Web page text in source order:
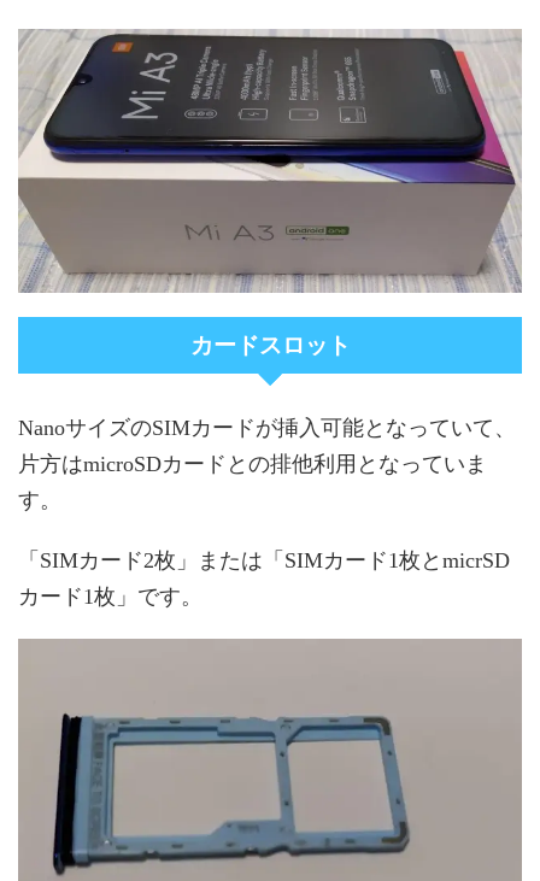
カードスロット
NanoサイズのSIMカードが挿入可能となっていて、
片方はmicroSDカードとの排他利用となっていま
す。
「SIMカード2枚」または「SIMカード1枚とmicrSD
カード1枚」です。